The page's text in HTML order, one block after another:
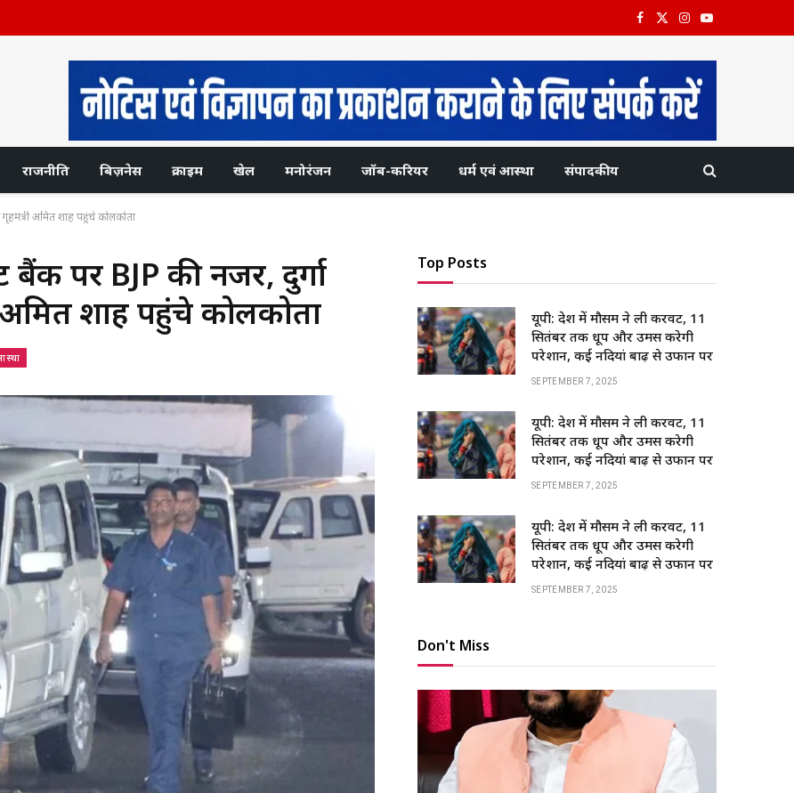
Facebook
X
Instagram
YouTube
राजनीति बिज़नेस क्राइम खेल मनोरंजन जॉब-करियर धर्म एवं आस्था संपादकीय
अमित शाह पहुंचे कोलकोता
पर BJP की नजर, दुर्गा
शाह पहुंचे कोलकोता
Top Posts
यूपी: प्रदेश में मौसम ने ली करवट, 11
सितंबर तक धूप और उमस करेगी
परेशान, कई नदियां बाढ़ से उफान पर
SEPTEMBER 7, 2025
यूपी: प्रदेश में मौसम ने ली करवट, 11
सितंबर तक धूप और उमस करेगी
परेशान, कई नदियां बाढ़ से उफान पर
SEPTEMBER 7, 2025
यूपी: प्रदेश में मौसम ने ली करवट, 11
सितंबर तक धूप और उमस करेगी
परेशान, कई नदियां बाढ़ से उफान पर
SEPTEMBER 7, 2025
Don't Miss